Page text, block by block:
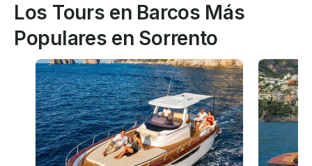
Los Tours en Barcos Más
Populares en Sorrento